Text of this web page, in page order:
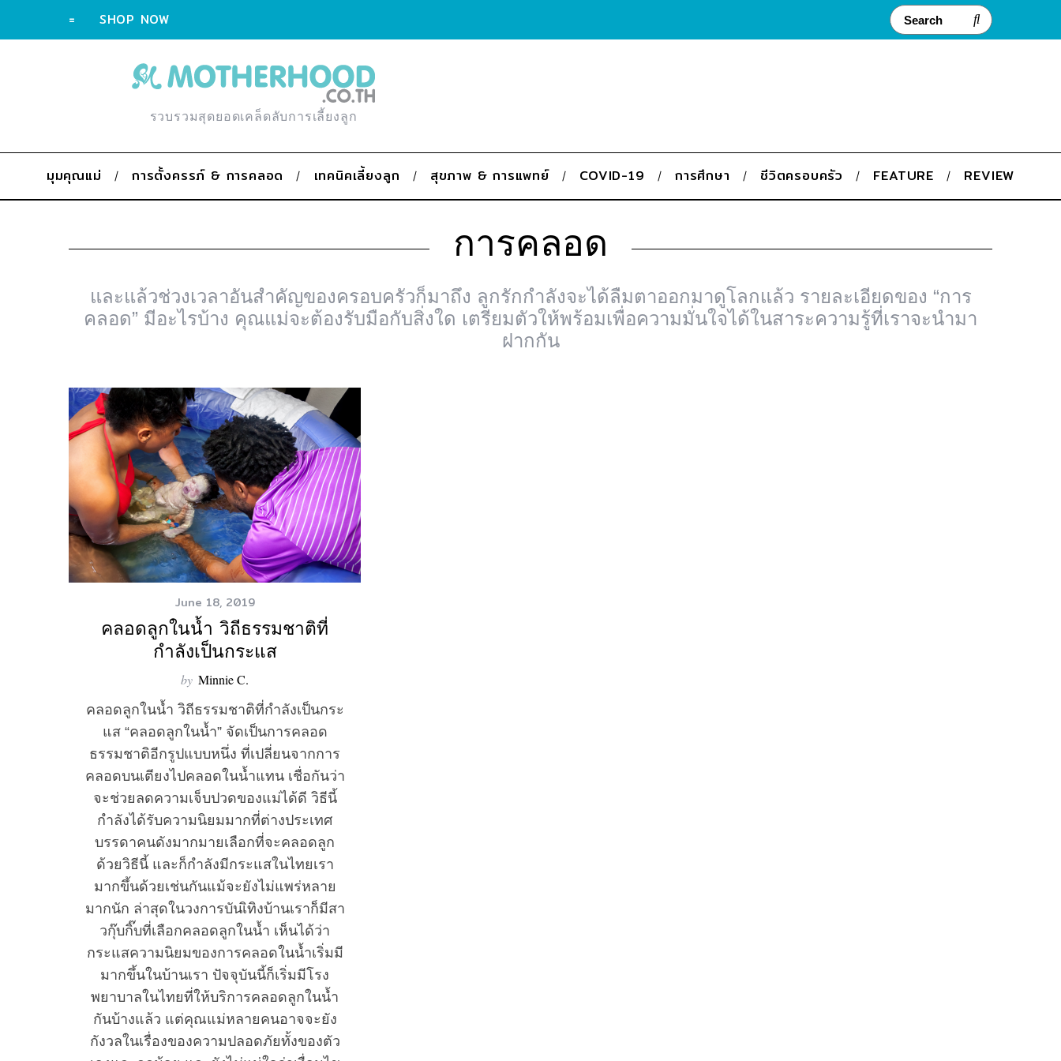
= SHOP NOW
รวบรวมสุดยอดเคล็ดลับการเลี้ยงลูก
มุมคุณแม่ การตั้งครรภ์ & การคลอด เทคนิคเลี้ยงลูก สุขภาพ & การแพทย์ COVID-19 การศึกษา ชีวิตครอบครัว FEATURE REVIEW
การคลอด
และแล้วช่วงเวลาอันสำคัญของครอบครัวก็มาถึง ลูกรักกำลังจะได้ลืมตาออกมาดูโลกแล้ว รายละเอียดของ “การ
คลอด” มีอะไรบ้าง คุณแม่จะต้องรับมือกับสิ่งใด เตรียมตัวให้พร้อมเพื่อความมั่นใจได้ในสาระความรู้ที่เราจะนำมา
ฝากกัน
June 18, 2019
คลอดลูกในน้ำ วิถีธรรมชาติที่
กำลังเป็นกระแส
by Minnie C.
คลอดลูกในน้ำ วิถีธรรมชาติที่กำลังเป็นกระ
แส “คลอดลูกในน้ำ” จัดเป็นการคลอด
ธรรมชาติอีกรูปแบบหนึ่ง ที่เปลี่ยนจากการ
คลอดบนเตียงไปคลอดในน้ำแทน เชื่อกันว่า
จะช่วยลดความเจ็บปวดของแม่ได้ดี วิธีนี้
กำลังได้รับความนิยมมากที่ต่างประเทศ
บรรดาคนดังมากมายเลือกที่จะคลอดลูก
ด้วยวิธีนี้ และก็กำลังมีกระแสในไทยเรา
มากขึ้นด้วยเช่นกันแม้จะยังไม่แพร่หลาย
มากนัก ล่าสุดในวงการบันเิทิงบ้านเราก็มีสา
วกุ๊บกิ๊บที่เลือกคลอดลูกในน้ำ เห็นได้ว่า
กระแสความนิยมของการคลอดในน้ำเริ่มมี
มากขึ้นในบ้านเรา ปัจจุบันนี้ก็เริ่มมีโรง
พยาบาลในไทยที่ให้บริการคลอดลูกในน้ำ
กันบ้างแล้ว แต่คุณแม่หลายคนอาจจะยัง
กังวลในเรื่องของความปลอดภัยทั้งของตัว
S
a
r
c
h
o
r
: